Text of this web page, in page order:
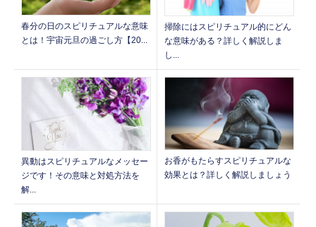
春分の日のスピリチュアルな意味
とは！宇宙元旦の過ごし方【20...
掃除にはスピリチュアル的にどん
な意味がある？詳しく解説しま
し...
異動はスピリチュアルなメッセー
ジです！その意味と対処方法を
解...
お香がもたらすスピリチュアルな
効果とは？詳しく解説しましょう